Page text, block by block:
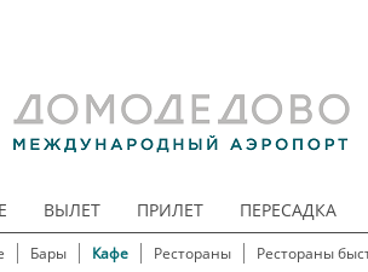
ВЫЛЕТ ПРИЛЕТ ПЕРЕСАДКА
Бары Кафе Рестораны Рестораны